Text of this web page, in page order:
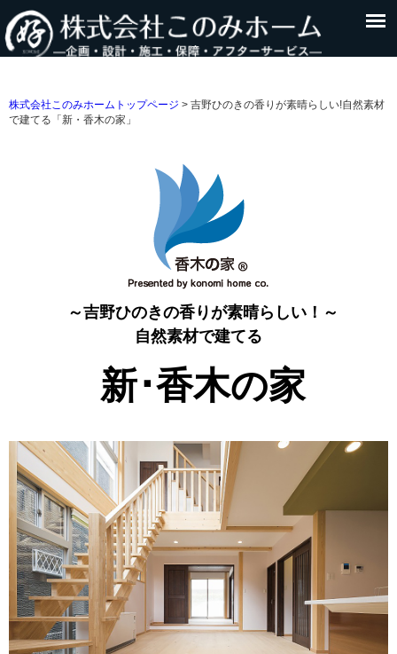
株式会社このみホームトップページ > 吉野ひのきの香りが素晴らしい!自然素材
で建てる「新・香木の家」
～吉野ひのきの香りが素晴らしい！～
自然素材で建てる
新･香木の家